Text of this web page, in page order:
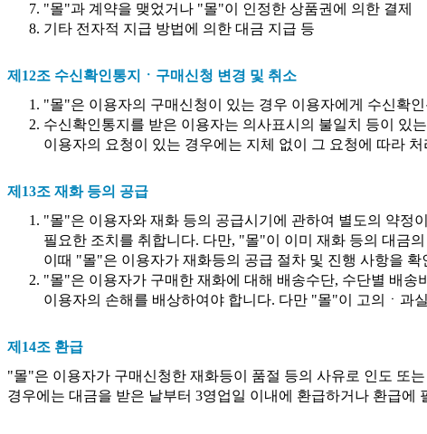
"몰"과 계약을 맺었거나 "몰"이 인정한 상품권에 의한 결제
기타 전자적 지급 방법에 의한 대금 지급 등
제12조 수신확인통지ㆍ구매신청 변경 및 취소
"몰"은 이용자의 구매신청이 있는 경우 이용자에게 수신확
수신확인통지를 받은 이용자는 의사표시의 불일치 등이 있
이용자의 요청이 있는 경우에는 지체 없이 그 요청에 따라
제13조 재화 등의 공급
"몰"은 이용자와 재화 등의 공급시기에 관하여 별도의 약정
필요한 조치를 취합니다. 다만, "몰"이 이미 재화 등의 대금
이때 "몰"은 이용자가 재화등의 공급 절차 및 진행 사항을
"몰"은 이용자가 구매한 재화에 대해 배송수단, 수단별 배
이용자의 손해를 배상하여야 합니다. 다만 "몰"이 고의ㆍ과
제14조 환급
"몰"은 이용자가 구매신청한 재화등이 품절 등의 사유로 인도 또
경우에는 대금을 받은 날부터 3영업일 이내에 환급하거나 환급에